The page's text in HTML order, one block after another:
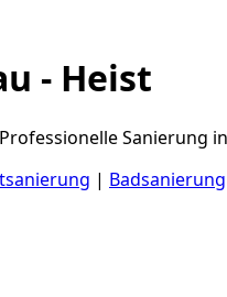
- Heist
Sanierung
| Badsanierung